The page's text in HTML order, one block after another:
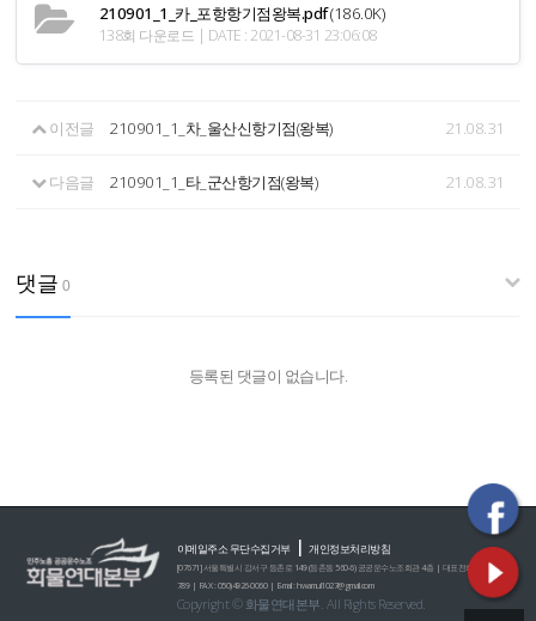
210901_1_카_포항항기점왕복.pdf(186.0K)
138회 다운로드 | DATE : 2021-08-31 23:06:08
이전글 210901_1_차_울산신항기점(왕복) 21.08.31
다음글 210901_1_타_군산항기점(왕복) 21.08.31
댓글 0
등록된 댓글이 없습니다.
이메일주소 무단수집거부|개인정보처리방침
[07671] 서울특별시 강서구 등촌로 149 (등촌동 560-6) 공공운수노조회관 4층 | 대표전화 : 02)2635-0
789 | FAX : 050)4926-0060 | E-mail : hwamul1027@gmail.com
Copyright © 화물연대본부. All Rights Reserved.